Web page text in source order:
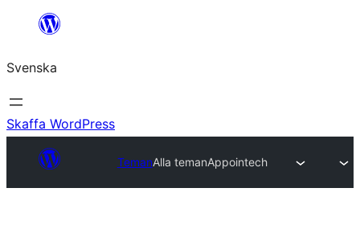
Hoppa
innehåll
Svenska
Skaffa WordPress
TemanAlla temanAppointech